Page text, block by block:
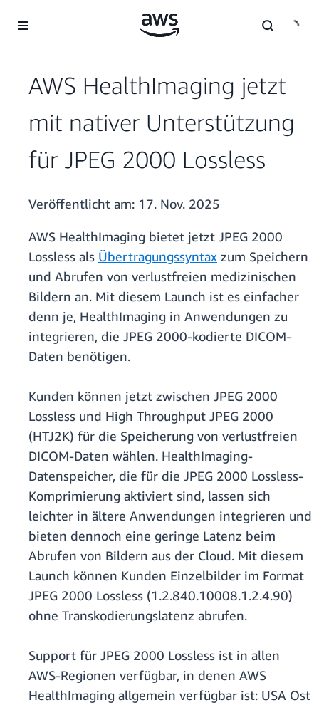
Überspringen zum Hauptinhalt
AWS HealthImaging jetzt
mit nativer Unterstützung
für JPEG 2000 Lossless
Veröffentlicht am: 17. Nov. 2025
AWS HealthImaging bietet jetzt JPEG 2000
Lossless als Übertragungssyntax zum Speichern
und Abrufen von verlustfreien medizinischen
Bildern an. Mit diesem Launch ist es einfacher
denn je, HealthImaging in Anwendungen zu
integrieren, die JPEG 2000-kodierte DICOM-
Daten benötigen.
Kunden können jetzt zwischen JPEG 2000
Lossless und High Throughput JPEG 2000
(HTJ2K) für die Speicherung von verlustfreien
DICOM-Daten wählen. HealthImaging-
Datenspeicher, die für die JPEG 2000 Lossless-
Komprimierung aktiviert sind, lassen sich
leichter in ältere Anwendungen integrieren und
bieten dennoch eine geringe Latenz beim
Abrufen von Bildern aus der Cloud. Mit diesem
Launch können Kunden Einzelbilder im Format
JPEG 2000 Lossless (1.2.840.10008.1.2.4.90)
ohne Transkodierungslatenz abrufen.
Support für JPEG 2000 Lossless ist in allen
AWS-Regionen verfügbar, in denen AWS
HealthImaging allgemein verfügbar ist: USA Ost